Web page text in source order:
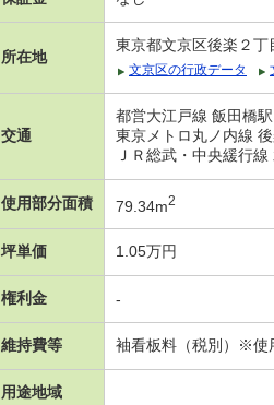
所在地
東京都文京区後楽２丁
文京区の行政データ
交通
都営大江戸線 飯田橋
東京メトロ丸ノ内線
ＪＲ総武・中央緩行
使用部分面積 79.34m2
坪単価 1.05万円
権利金 -
維持費等 袖看板料（税別）※
用途地域